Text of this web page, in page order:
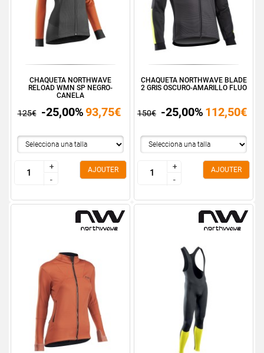
CHAQUETA NORTHWAVE
RELOAD WMN SP NEGRO-
CANELA
125€ -25,00%93,75€
+
-
+
-
AJOUTER
CHAQUETA NORTHWAVE BLADE
2 GRIS OSCURO-AMARILLO FLUO
150€ -25,00% 112,50€
+
-
+
-
AJOUTER